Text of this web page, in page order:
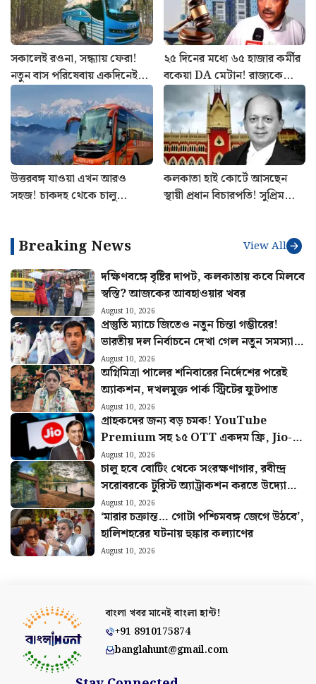
সকালেই রওনা, সন্ধ্যায় ফেরা!
নতুন বাস পরিষেবায় একদিনেই
ঘুরুন ঝাড়গ্রাম
২৫ দিনের মধ্যে ৬৫ হাজার কর্মীর
বকেয়া DA মেটান! রাজ্যকে
বিরাট নির্দেশ, কাদের কপাল
খুলল?
উত্তরবঙ্গ যাওয়া এখন আরও
সহজ! চাকদহ থেকে চালু
কলকাতা হাই কোর্টে আসছেন
স্থায়ী প্রধান বিচারপতি! সুপ্রিম
Breaking News View All
দক্ষিণবঙ্গে বৃষ্টির দাপট, কলকাতায় কবে মিলবে
স্বস্তি? আজকের আবহাওয়ার খবর
August 10, 2026
প্রস্তুতি ম্যাচে জিতেও নতুন চিন্তা গম্ভীরের!
ভারতীয় দল নির্বাচনে দেখা গেল নতুন সমস্যা…
August 10, 2026
অগ্নিমিত্রা পালের শনিবারের নির্দেশের পরেই
অ্যাকশন, দখলমুক্ত পার্ক স্ট্রিটের ফুটপাত
August 10, 2026
গ্রাহকদের জন্য বড় চমক! YouTube
Premium সহ ১৫ OTT একদম ফ্রি, Jio-র
নতুন Pass-এ একগুচ্ছ সুবিধা
August 10, 2026
চালু হবে বোটিং থেকে সংরক্ষণাগার, রবীন্দ্র
সরোবরকে টুরিস্ট অ্যাট্রাকশন করতে উদ্যোগী
KMDA
August 10, 2026
‘মারার চক্রান্ত… গোটা পশ্চিমবঙ্গ জেগে উঠবে’,
হালিশহরের ঘটনায় হুঙ্কার কল্যাণের
August 10, 2026
বাংলা খবর মানেইবাংলা হান্ট!
+91 8910175874
banglahunt@gmail.com